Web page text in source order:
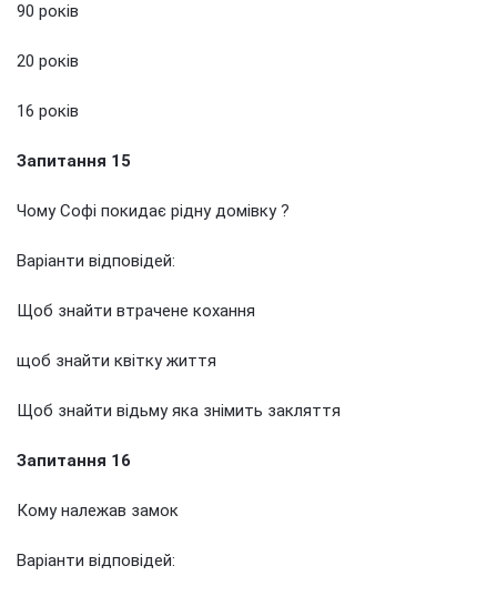
90 років
20 років
16 років
Запитання 15
Чому Софі покидає рідну домівку ?
Варіанти відповідей:
Щоб знайти втрачене кохання
щоб знайти квітку життя
Щоб знайти відьму яка знімить закляття
Запитання 16
Кому належав замок
Варіанти відповідей: